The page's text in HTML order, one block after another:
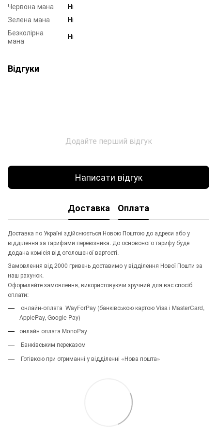
Червона мана
Ні
Зелена мана
Ні
Безколірна
мана
Ні
Відгуки
Додайте перший відгук
Написати відгук
Доставка Оплата
Доставка по Україні здійснюється Новою Поштою до адреси або у
відділення за тарифами перевізника. До основоного тарифу буде
додана комісія від оголошеної вартості.
Замовлення від 2000 гривень доставимо у відділення Нової Пошти за
наш рахунок.
Оформляйте замовлення, використовуючи зручний для вас спосіб
оплати:
онлайн-оплата WayForPay (банківською картою Visa і MasterCard,
ApplePay, Google Pay)
онлайн оплата MonoPay
Банківським переказом
Готівкою при отриманні у відділенні «Нова пошта»